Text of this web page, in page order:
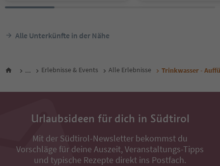
Alle Unterkünfte in der Nähe
... Erlebnisse & Events Alle Erlebnisse Trinkwasser -
Urlaubsideen für dich in Südtirol
Mit der Südtirol-Newsletter bekommst du
Vorschläge für deine Auszeit, Veranstaltungs-Tipps
und typische Rezepte direkt ins Postfach.